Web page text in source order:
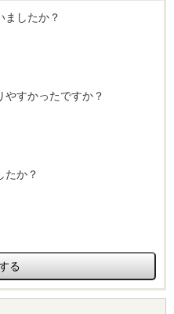
ましたか？
やすかったですか？
たか？